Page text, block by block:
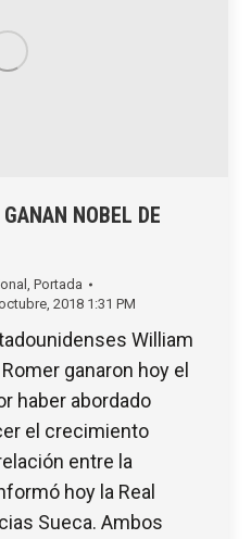
NOBEL DE
Portada
2018 1:31 PM
William
ganaron hoy el
haber abordado
el crecimiento
entre la
hoy la Real
Sueca. Ambos